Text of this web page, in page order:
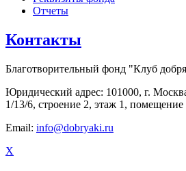
Отчеты
Контакты
Благотворительный фонд "Клуб
Юридический адрес: 101000, г.
1/13/6, строение 2, этаж 1, помещение
Email: info@dobryaki.ru
X